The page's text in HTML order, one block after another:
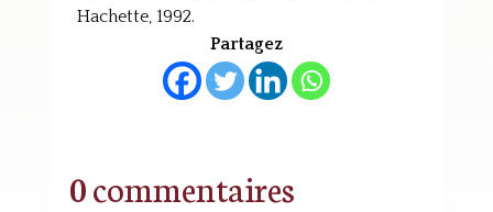
Hachette, 1992.
Partagez
0 commentaires